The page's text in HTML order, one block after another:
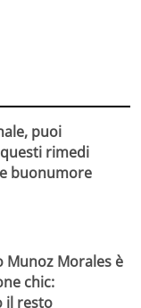
puoi
rimedi
buonumore
Munoz Morales è
chic:
il resto